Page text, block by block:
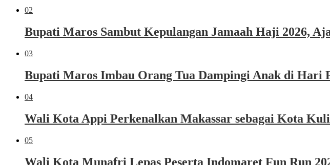
02
Bupati Maros Sambut Kepulangan Jamaah Haji 2026,
03
Bupati Maros Imbau Orang Tua Dampingi Anak di Hari
04
Wali Kota Appi Perkenalkan Makassar sebagai Kota
05
Wali Kota Munafri Lepas Peserta Indomaret Fun Run